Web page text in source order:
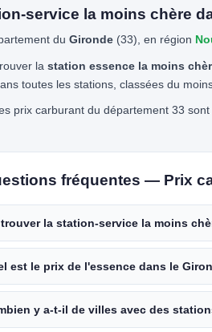
service la moins chère
du Gironde(33), en région
la station essence la moins
toutes les stations, classées du
prix carburant du département 33 sont
fréquentes — Prix
la station-service la moins
est le prix de l'essence dans le
y a-t-il de villes avec des